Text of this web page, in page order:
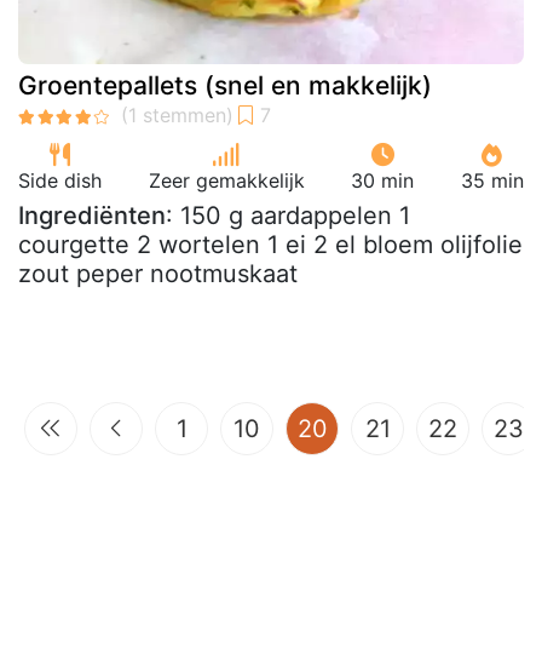
Groentepallets (snel en makkelijk)
Side dish Zeer gemakkelijk 30 min 35 min
Ingrediënten: 150 g aardappelen 1
courgette 2 wortelen 1 ei 2 el bloem olijfolie
zout peper nootmuskaat
1 10 20(current)
21 22 23